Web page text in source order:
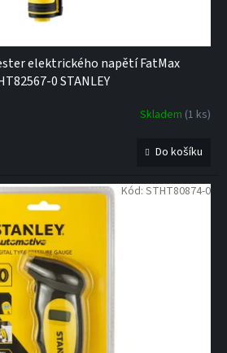
elektrického napětí FatMax
0 STANLEY
Skladem (1 ks)
Do košíku
Kód: STHT80874-0